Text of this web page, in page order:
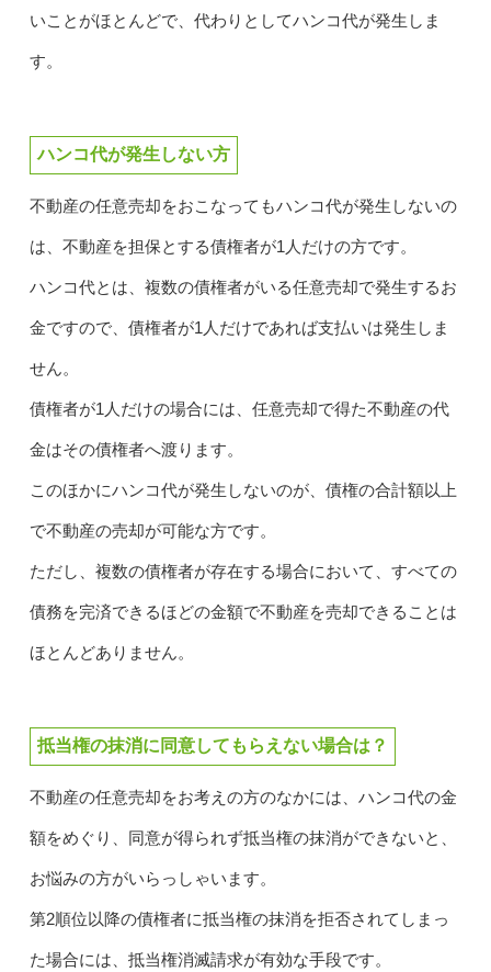
いことがほとんどで、代わりとしてハンコ代が発生しま
す。
ハンコ代が発生しない方
不動産の任意売却をおこなってもハンコ代が発生しないの
は、不動産を担保とする債権者が1人だけの方です。
ハンコ代とは、複数の債権者がいる任意売却で発生するお
金ですので、債権者が1人だけであれば支払いは発生しま
せん。
債権者が1人だけの場合には、任意売却で得た不動産の代
金はその債権者へ渡ります。
このほかにハンコ代が発生しないのが、債権の合計額以上
で不動産の売却が可能な方です。
ただし、複数の債権者が存在する場合において、すべての
債務を完済できるほどの金額で不動産を売却できることは
ほとんどありません。
抵当権の抹消に同意してもらえない場合は？
不動産の任意売却をお考えの方のなかには、ハンコ代の金
額をめぐり、同意が得られず抵当権の抹消ができないと、
お悩みの方がいらっしゃいます。
第2順位以降の債権者に抵当権の抹消を拒否されてしまっ
た場合には、抵当権消滅請求が有効な手段です。